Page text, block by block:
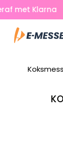
Skip
to
content
Klarna
Menu